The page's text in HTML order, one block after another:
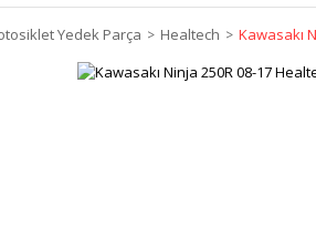
Yedek Parça Healtech Kawasakı